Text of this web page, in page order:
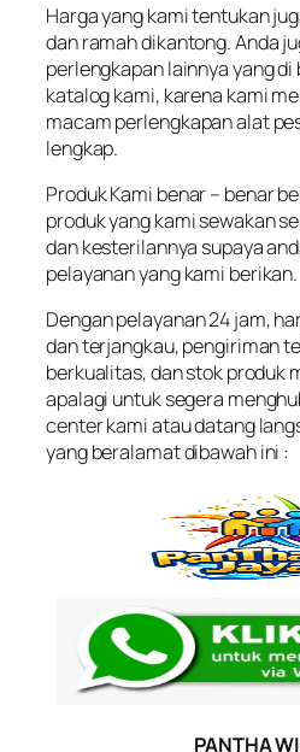
Harga yang kami tentukan
dan ramah dikantong. Anda
perlengkapan lainnya yang
katalog kami, karena kami
macam perlengkapan alat
lengkap.
Produk Kami benar – benar
produk yang kami sewakan
dan kesterilannya supaya
pelayanan yang kami berikan.
Dengan pelayanan 24 jam,
dan terjangkau, pengiriman
berkualitas, dan stok produk
apalagi untuk segera
center kami atau datang
yang beralamat dibawah ini :
PANTHA